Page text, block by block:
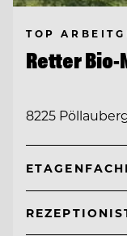
TOP
Retter
8225